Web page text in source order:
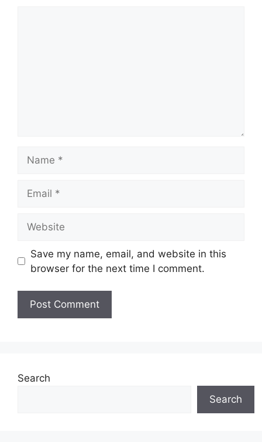
Save my name, email, and website in this
browser for the next time I comment.
Search
Search